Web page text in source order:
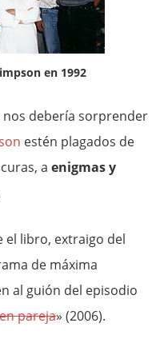
en 1992
nos debería sorprender
estén plagados de
aenigmas y
el libro, extraigo del
de máxima
al guión del episodio
pareja» (2006).